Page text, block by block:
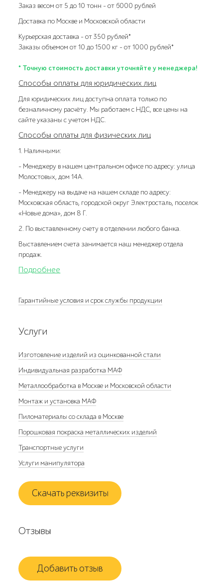
Заказ весом от 5 до 10 тонн – от 6000 рублей
Доставка по Москве и Московской области
Курьерская доставка – от 350 рублей*
Заказы объемом от 10 до 1500 кг – от 1000 рублей*
* Точную стоимость доставки уточняйте у менеджера!
Способы оплаты для юридических лиц
Для юридических лиц доступна оплата только по
безналичному расчёту. Мы работаем с НДС, все цены на
сайте указаны с учетом НДС.
Способы оплаты для физических лиц
1. Наличными:
- Менеджеру в нашем центральном офисе по адресу: улица
Молостовых, дом 14А.
- Менеджеру на выдаче на нашем складе по адресу:
Московская область, городской округ Электросталь, поселок
«Новые дома», дом 8 Г.
2. По выставленному счету в отделении любого банка.
Выставлением счета занимается наш менеджер отдела
продаж.
Подробнее
Гарантийные условия и срок службы продукции
Услуги
Изготовление изделий из оцинкованной стали
Индивидуальная разработка МАФ
Металлообработка в Москве и Московской области
Монтаж и установка МАФ
Пиломатериалы со склада в Москве
Порошковая покраска металлических изделий
Транспортные услуги
Услуги манипулятора
Скачать реквизиты
Отзывы
Добавить отзыв